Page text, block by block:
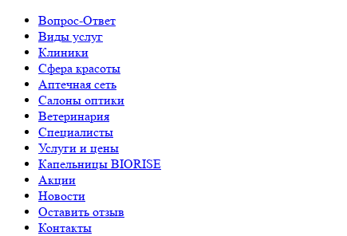
Вопрос-Ответ
Виды услуг
Клиники
Сфера красоты
Аптечная сеть
Салоны оптики
Ветеринария
Специалисты
Услуги и цены
Капельницы BIORISE
Акции
Новости
Оставить отзыв
Контакты